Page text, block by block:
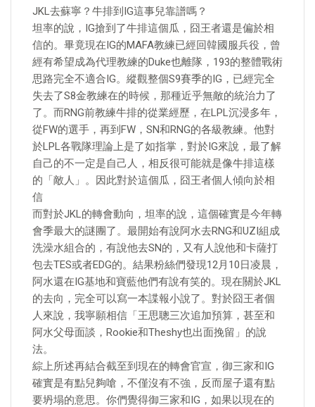
JKL去蘇寧？牛排到IG這事兒靠譜嗎？
坦率的說，IG搶到了牛排這個瓜，囧王者還是偏於相
信的。畢竟現在IG的MAFA教練已經回韓國服兵役，曾
經有希望成為代理教練的Duke也離隊，193的整體戰術
思路完全不適合IG。縱觀整個S9賽季的IG，已經完全
失去了S8金教練在的時候，那種近乎無敵的統治力了
了。而RNG前教練牛排的從業經歷，在LPL沉浸多年，
從FW的選手，再到FW，SN和RNG的各級教練。他對
於LPL各戰隊理論上是了如指掌，對於IG來說，最了解
自己的不一定是自己人，相反很可能就是像牛排這樣
的「敵人」。因此對於這個瓜，囧王者個人傾向於相
信
而對於JKL的轉會動向，坦率的說，這個確實是今年轉
會季最大的謎團了。最開始有說阿水去RNG和UZI組成
洗澡水組合的，有說他去SN的，又有人說他和卡薩打
包去TES或者EDG的。結果粉絲們發現12月10日凌晨，
阿水還在IG基地和寶藍他們有說有笑的。現在關於JKL
的去向，完全可以寫一本諜報小說了。對於囧王者個
人來說，我寧願相信「王思聰三次追加預算，甚至和
阿水父母面談，Rookie和Theshy也出面挽留」的說
法。
綜上所述再結合截至到現在的轉會官宣，御三家和IG
確實是有點兒夠嗆，不僅沒有不強，反而屋子還有點
要坍塌的意思。你們覺得御三家和IG，如果以現在的